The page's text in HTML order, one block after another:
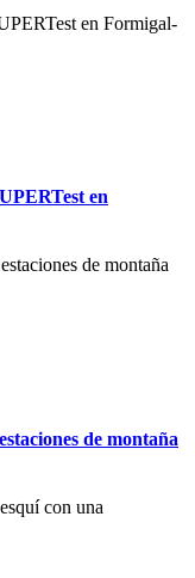
en
de montaña